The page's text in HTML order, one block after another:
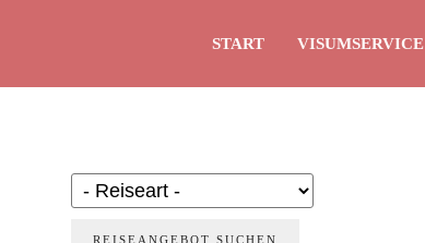
START VISUMSERVICE